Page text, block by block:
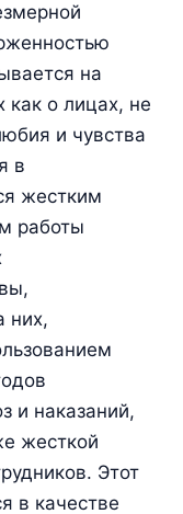
на
как о лицах, не
и чувства
в
жестким
работы
них,
и наказаний,
жесткой
Этот
в качестве